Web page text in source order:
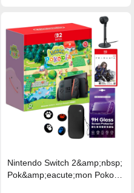
Nintendo Switch 2&amp;nbsp;
Pok&amp;eacute;mon Pokopi